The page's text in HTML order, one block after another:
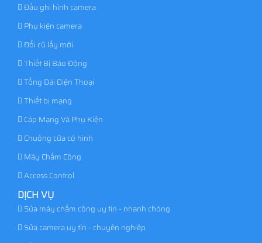
Đầu ghi hình camera
Phụ kiện camera
Đổi cũ lấy mới
Thiết Bị Báo Động
Tổng Đài Điện Thoại
Thiết bị mạng
Cáp Mạng Và Phụ Kiện
Chuông cửa có hình
Máy Chấm Công
Access Control
DỊCH VỤ
Sửa máy chấm công uy tín - nhanh chóng
Sửa camera uy tín - chuyên nghiệp